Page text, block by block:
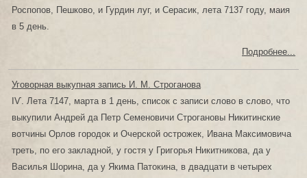
Роспопов, Пешково, и Гурдин луг, и Серасик, лета 7137 году, маия
в 5 день.
Подробнее...
Уговорная выкупная запись И. М. Строганова
ІѴ. Лета 7147, марта в 1 день, список с записи слово в слово, что
выкупили Андрей да Петр Семеновичи Строгановы Никитинские
вотчины Орлов городок и Очерской острожек, Ивана Максимовича
треть, по его закладной, у гостя у Григорья Никитникова, да у
Василья Шорина, да у Якима Патокина, в двадцати в четырех